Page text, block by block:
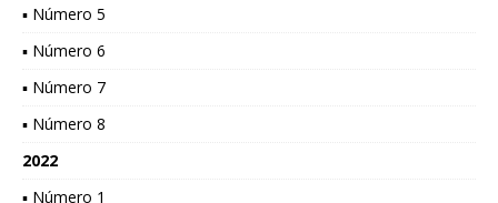
▪ Número 5
▪ Número 6
▪ Número 7
▪ Número 8
2022
▪ Número 1